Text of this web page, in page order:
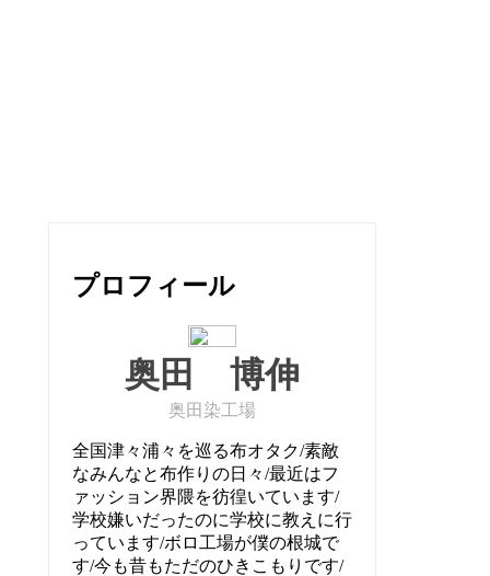
プロフィール
奥田 博伸
奥田染工場
全国津々浦々を巡る布オタク/素敵
なみんなと布作りの日々/最近はフ
ァッション界隈を彷徨いています/
学校嫌いだったのに学校に教えに行
っています/ボロ工場が僕の根城で
す/今も昔もただのひきこもりです/